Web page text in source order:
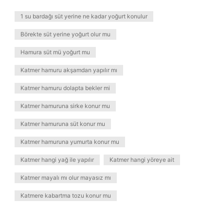
1 su bardağı süt yerine ne kadar yoğurt konulur
Börekte süt yerine yoğurt olur mu
Hamura süt mü yoğurt mu
Katmer hamuru akşamdan yapılır mı
Katmer hamuru dolapta bekler mi
Katmer hamuruna sirke konur mu
Katmer hamuruna süt konur mu
Katmer hamuruna yumurta konur mu
Katmer hangi yağ ile yapılır Katmer hangi yöreye ait
Katmer mayalı mı olur mayasız mı
Katmere kabartma tozu konur mu